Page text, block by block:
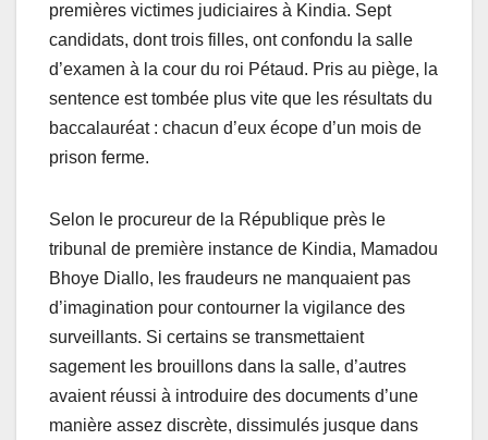
premières victimes judiciaires à Kindia. Sept
candidats, dont trois filles, ont confondu la salle
d’examen à la cour du roi Pétaud. Pris au piège, la
sentence est tombée plus vite que les résultats du
baccalauréat : chacun d’eux écope d’un mois de
prison ferme.
Selon le procureur de la République près le
tribunal de première instance de Kindia, Mamadou
Bhoye Diallo, les fraudeurs ne manquaient pas
d’imagination pour contourner la vigilance des
surveillants. Si certains se transmettaient
sagement les brouillons dans la salle, d’autres
avaient réussi à introduire des documents d’une
manière assez discrète, dissimulés jusque dans